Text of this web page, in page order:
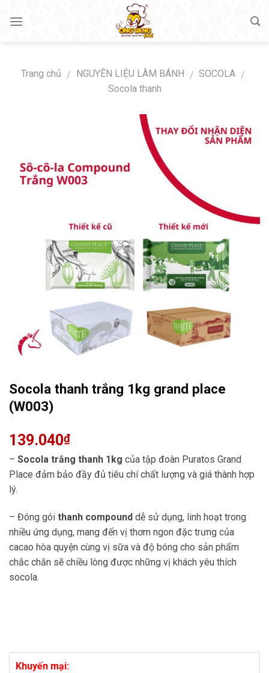
Trang chủ / NGUYÊN LIỆU LÀM BÁNH / SOCOLA /
Socola thanh
Socola thanh trắng 1kg grand place
(W003)
139.040₫
– Socola trắng thanh 1kg của tập đoàn Puratos Grand
Place đảm bảo đầy đủ tiêu chí chất lượng và giá thành hợp
lý.
– Đóng gói thanh compound dễ sử dụng, linh hoạt trong
nhiều ứng dụng, mang đến vị thơm ngon đặc trưng của
cacao hòa quyện cùng vị sữa và độ bóng cho sản phẩm
chắc chắn sẽ chiều lòng được những vị khách yêu thích
socola.
Khuyến mại: